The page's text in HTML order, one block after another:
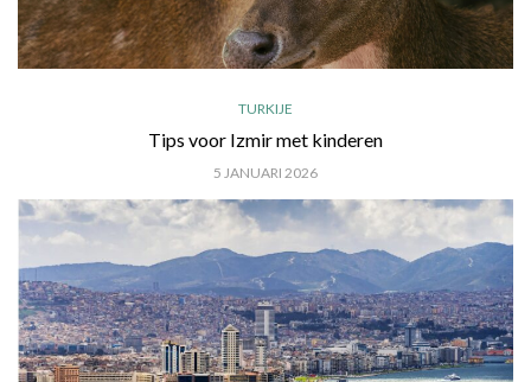
TURKIJE
Tips voor Izmir met kinderen
5 JANUARI 2026